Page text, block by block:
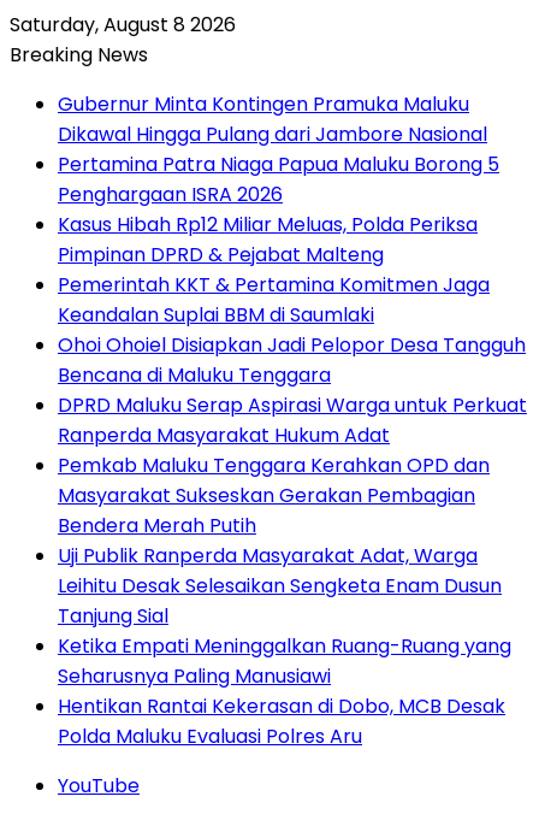
Saturday, August 8 2026
Breaking News
Gubernur Minta Kontingen Pramuka Maluku
Dikawal Hingga Pulang dari Jambore Nasional
Pertamina Patra Niaga Papua Maluku Borong 5
Penghargaan ISRA 2026
Kasus Hibah Rp12 Miliar Meluas, Polda Periksa
Pimpinan DPRD & Pejabat Malteng
Pemerintah KKT & Pertamina Komitmen Jaga
Keandalan Suplai BBM di Saumlaki
Ohoi Ohoiel Disiapkan Jadi Pelopor Desa Tangguh
Bencana di Maluku Tenggara
DPRD Maluku Serap Aspirasi Warga untuk Perkuat
Ranperda Masyarakat Hukum Adat
Pemkab Maluku Tenggara Kerahkan OPD dan
Masyarakat Sukseskan Gerakan Pembagian
Bendera Merah Putih
Uji Publik Ranperda Masyarakat Adat, Warga
Leihitu Desak Selesaikan Sengketa Enam Dusun
Tanjung Sial
Ketika Empati Meninggalkan Ruang-Ruang yang
Seharusnya Paling Manusiawi
Hentikan Rantai Kekerasan di Dobo, MCB Desak
Polda Maluku Evaluasi Polres Aru
YouTube